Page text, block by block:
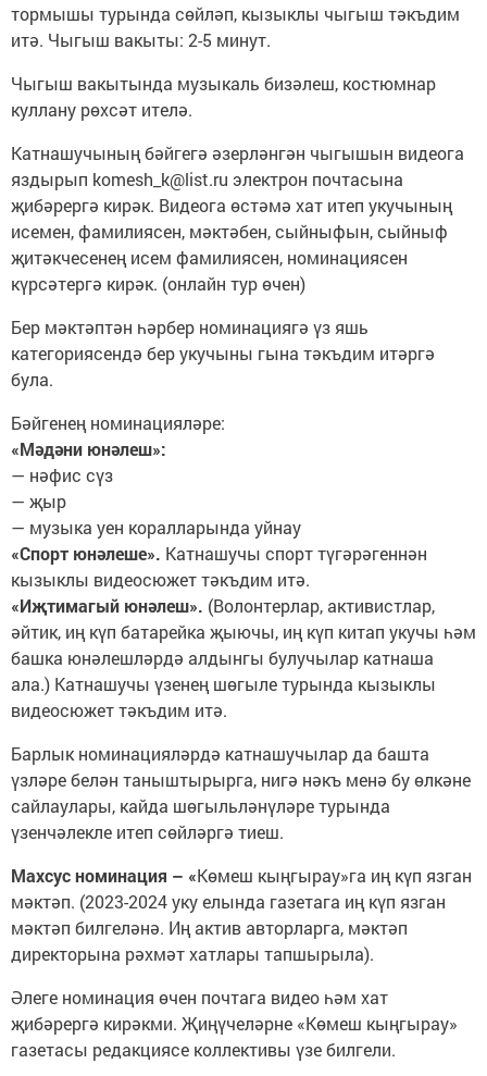
тормышы турында сөйләп, кызыклы чыгыш тәкъдим
итә. Чыгыш вакыты: 2-5 минут.
Чыгыш вакытында музыкаль бизәлеш, костюмнар
куллану рөхсәт ителә.
Катнашучының бәйгегә әзерләнгән чыгышын видеога
яздырып komesh_k@list.ru электрон почтасына
җибәрергә кирәк. Видеога өстәмә хат итеп укучының
исемен, фамилиясен, мәктәбен, сыйныфын, сыйныф
җитәкчесенең исем фамилиясен, номинациясен
күрсәтергә кирәк. (онлайн тур өчен)
Бер мәктәптән һәрбер номинациягә үз яшь
категориясендә бер укучыны гына тәкъдим итәргә
була.
Бәйгенең номинацияләре:
«Мәдәни юнәлеш»:
— нәфис сүз
— җыр
— музыка уен коралларында уйнау
«Спорт юнәлеше». Катнашучы спорт түгәрәгеннән
кызыклы видеосюжет тәкъдим итә.
«Иҗтимагый юнәлеш». (Волонтерлар, активистлар,
әйтик, иң күп батарейка җыючы, иң күп китап укучы һәм
башка юнәлешләрдә алдынгы булучылар катнаша
ала.) Катнашучы үзенең шөгыле турында кызыклы
видеосюжет тәкъдим итә.
Барлык номинацияләрдә катнашучылар да башта
үзләре белән таныштырырга, нигә нәкъ менә бу өлкәне
сайлаулары, кайда шөгыльләнүләре турында
үзенчәлекле итеп сөйләргә тиеш.
Махсус номинация – «Көмеш кыңгырау»га иң күп язган
мәктәп. (2023-2024 уку елында газетага иң күп язган
мәктәп билгеләнә. Иң актив авторларга, мәктәп
директорына рәхмәт хатлары тапшырыла).
Әлеге номинация өчен почтага видео һәм хат
җибәрергә кирәкми. Җиңүчеләрне «Көмеш кыңгырау»
газетасы редакциясе коллективы үзе билгели.